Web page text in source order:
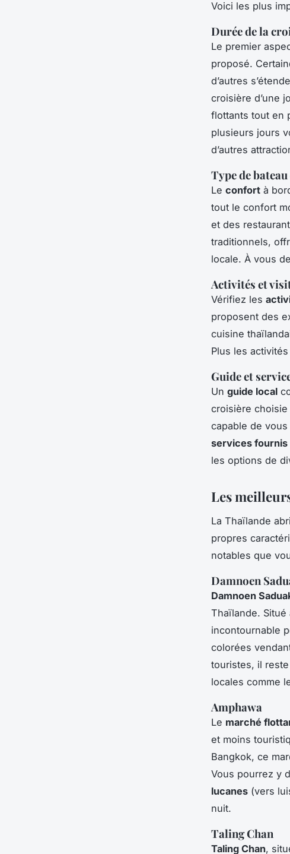
Voici les plus
Durée de la
Le premier
proposé.
d’autres
croisière d’une
flottants tout en
plusieurs jours
d’autres
Type de
Le confort à
tout le confort
et des
traditionnels,
locale. À vous
Activités et
Vérifiez les
proposent des
cuisine
Plus les
Guide et
Un guide local
croisière choisie
capable de
services fournis
les options de
Les
La Thaïlande
propres
notables que
Damnoen
Damnoen
Thaïlande.
incontournable
colorées
touristes, il
locales comme
Amphawa
Le marché
et moins
Bangkok, ce
Vous pourrez y
lucanes (vers
nuit.
Taling Chan
Taling Chan,